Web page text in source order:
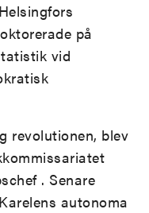
på
vid
revolutionen, blev
. Senare
autonoma